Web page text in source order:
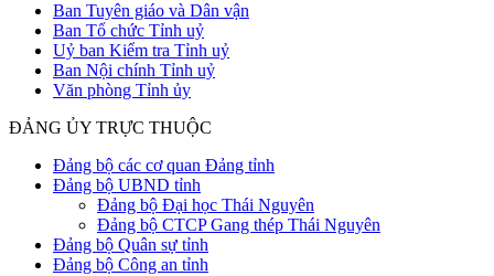
Ban Tuyên giáo và Dân vận
Ban Tổ chức Tỉnh uỷ
Uỷ ban Kiểm tra Tỉnh uỷ
Ban Nội chính Tỉnh uỷ
Văn phòng Tỉnh ủy
ĐẢNG ỦY TRỰC THUỘC
Đảng bộ các cơ quan Đảng tỉnh
Đảng bộ UBND tỉnh
Đảng bộ Đại học Thái Nguyên
Đảng bộ CTCP Gang thép Thái Nguyên
Đảng bộ Quân sự tỉnh
Đảng bộ Công an tỉnh